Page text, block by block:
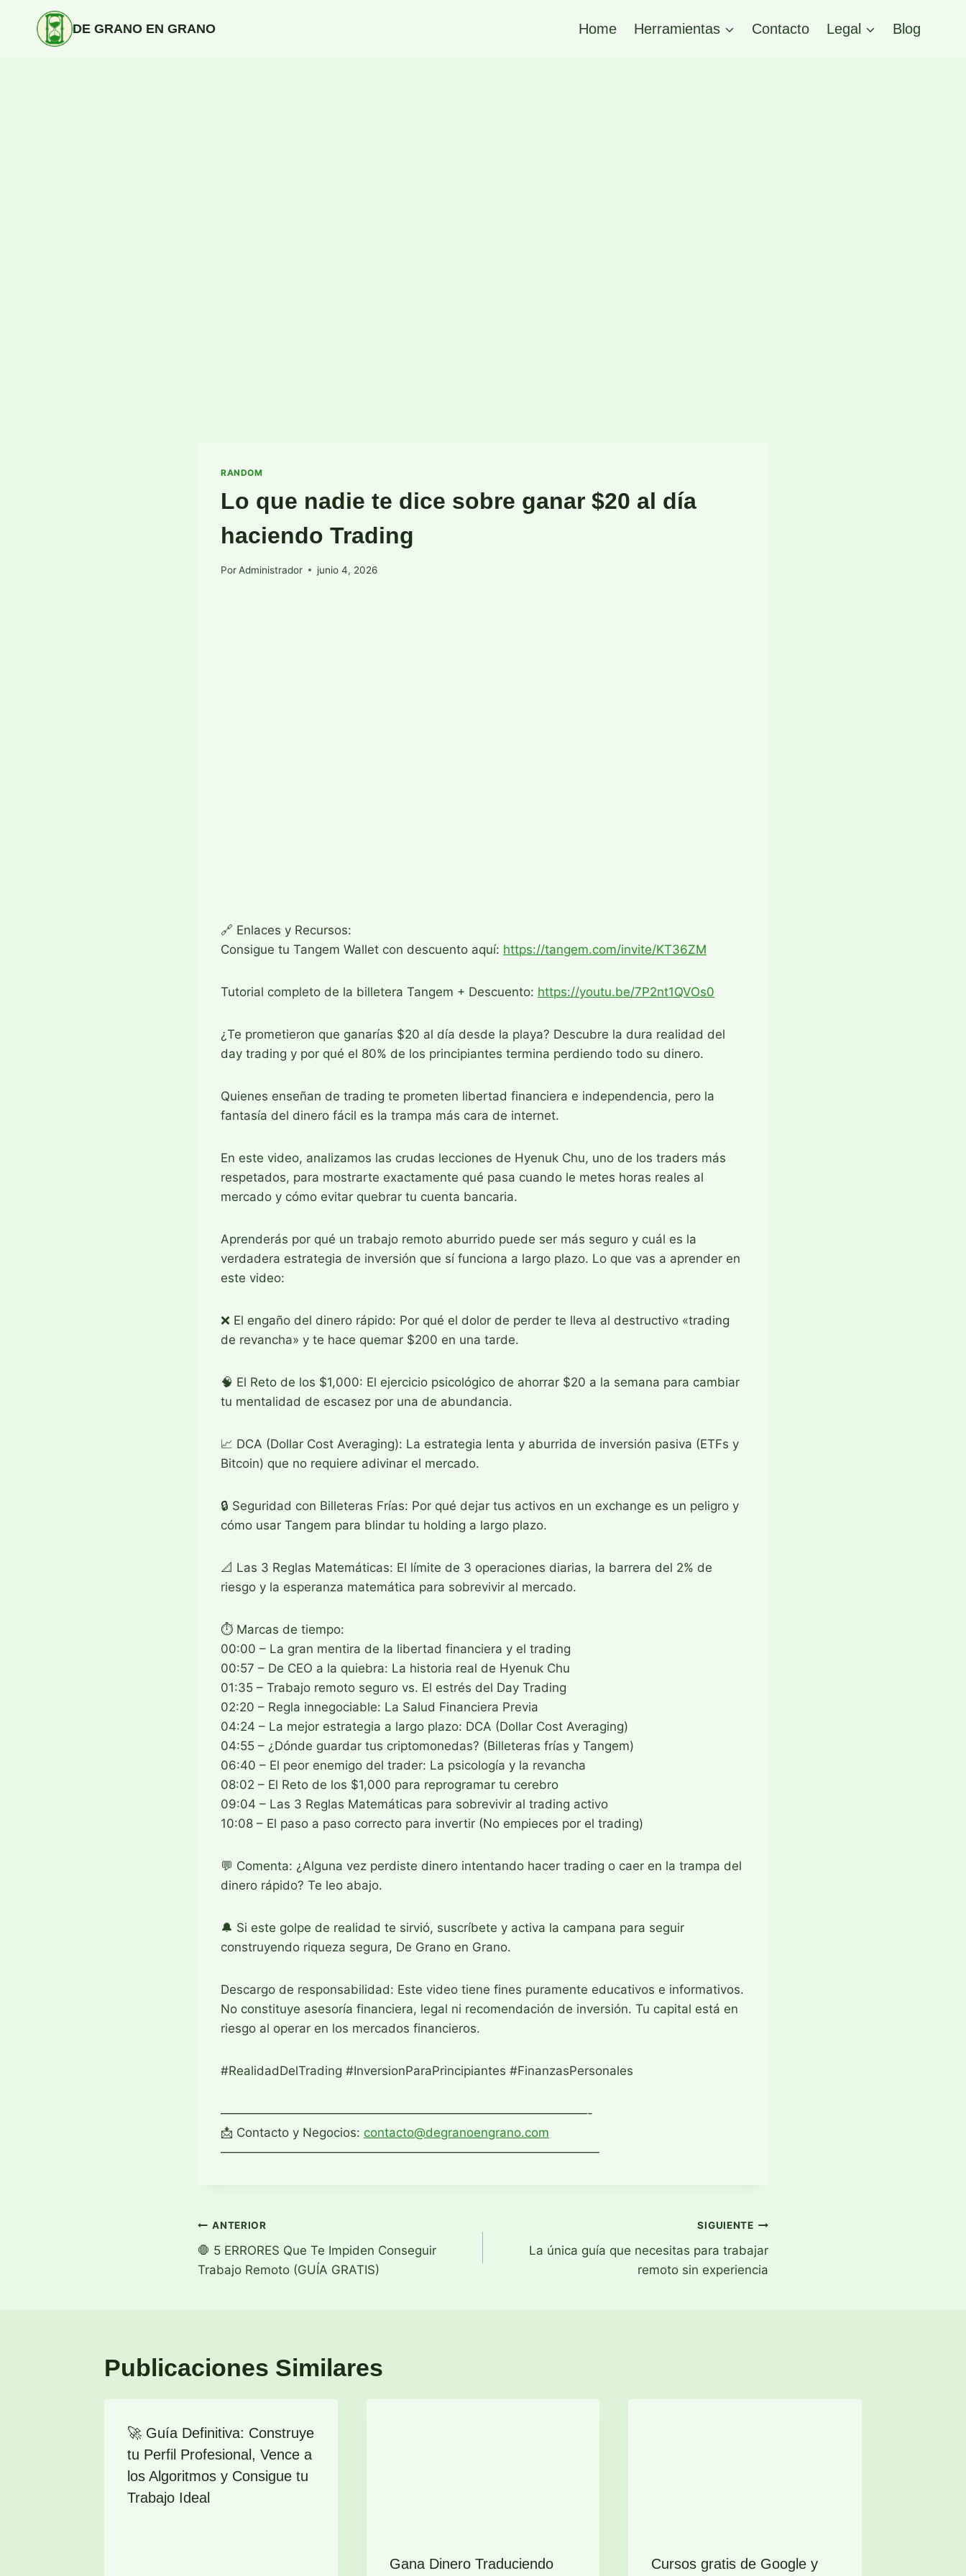
contenido
DE GRANO EN GRANO Home Herramientas Contacto Legal Blog
RANDOM
Lo que nadie te dice sobre ganar $20 al día
haciendo Trading
PorAdministrador junio 4, 2026
🔗 Enlaces y Recursos:
Consigue tu Tangem Wallet con descuento aquí: https://tangem.com/invite/KT36ZM
Tutorial completo de la billetera Tangem + Descuento: https://youtu.be/7P2nt1QVOs0
¿Te prometieron que ganarías $20 al día desde la playa? Descubre la dura realidad del
day trading y por qué el 80% de los principiantes termina perdiendo todo su dinero.
Quienes enseñan de trading te prometen libertad financiera e independencia, pero la
fantasía del dinero fácil es la trampa más cara de internet.
En este video, analizamos las crudas lecciones de Hyenuk Chu, uno de los traders más
respetados, para mostrarte exactamente qué pasa cuando le metes horas reales al
mercado y cómo evitar quebrar tu cuenta bancaria.
Aprenderás por qué un trabajo remoto aburrido puede ser más seguro y cuál es la
verdadera estrategia de inversión que sí funciona a largo plazo. Lo que vas a aprender en
este video:
❌ El engaño del dinero rápido: Por qué el dolor de perder te lleva al destructivo «trading
de revancha» y te hace quemar $200 en una tarde.
🧠 El Reto de los $1,000: El ejercicio psicológico de ahorrar $20 a la semana para cambiar
tu mentalidad de escasez por una de abundancia.
📈 DCA (Dollar Cost Averaging): La estrategia lenta y aburrida de inversión pasiva (ETFs y
Bitcoin) que no requiere adivinar el mercado.
🔒 Seguridad con Billeteras Frías: Por qué dejar tus activos en un exchange es un peligro y
cómo usar Tangem para blindar tu holding a largo plazo.
📐 Las 3 Reglas Matemáticas: El límite de 3 operaciones diarias, la barrera del 2% de
riesgo y la esperanza matemática para sobrevivir al mercado.
⏱️ Marcas de tiempo:
00:00 – La gran mentira de la libertad financiera y el trading
00:57 – De CEO a la quiebra: La historia real de Hyenuk Chu
01:35 – Trabajo remoto seguro vs. El estrés del Day Trading
02:20 – Regla innegociable: La Salud Financiera Previa
04:24 – La mejor estrategia a largo plazo: DCA (Dollar Cost Averaging)
04:55 – ¿Dónde guardar tus criptomonedas? (Billeteras frías y Tangem)
06:40 – El peor enemigo del trader: La psicología y la revancha
08:02 – El Reto de los $1,000 para reprogramar tu cerebro
09:04 – Las 3 Reglas Matemáticas para sobrevivir al trading activo
10:08 – El paso a paso correcto para invertir (No empieces por el trading)
💬 Comenta: ¿Alguna vez perdiste dinero intentando hacer trading o caer en la trampa del
dinero rápido? Te leo abajo.
🔔 Si este golpe de realidad te sirvió, suscríbete y activa la campana para seguir
construyendo riqueza segura, De Grano en Grano.
Descargo de responsabilidad: Este video tiene fines puramente educativos e informativos.
No constituye asesoría financiera, legal ni recomendación de inversión. Tu capital está en
riesgo al operar en los mercados financieros.
#RealidadDelTrading #InversionParaPrincipiantes #FinanzasPersonales
——————————————————————————————-
📩 Contacto y Negocios: contacto@degranoengrano.com
———————————————————————————————
Navegación
de
entradas
ANTERIOR
🛑 5 ERRORES Que Te Impiden Conseguir
Trabajo Remoto (GUÍA GRATIS)
SIGUIENTE
La única guía que necesitas para trabajar
remoto sin experiencia
Publicaciones Similares
🚀 Guía Definitiva: Construye
tu Perfil Profesional, Vence a
los Algoritmos y Consigue tu
Trabajo Ideal
Gana Dinero Traduciendo Cursos gratis de Google y